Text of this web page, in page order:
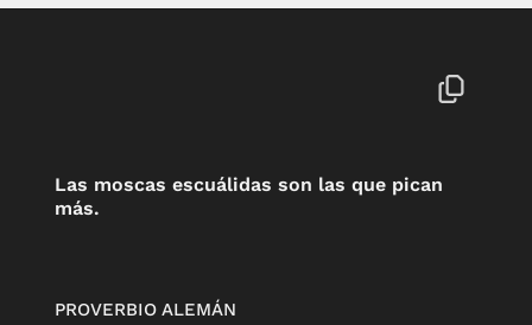
Las moscas escuálidas son las que pican
más.
PROVERBIO ALEMÁN